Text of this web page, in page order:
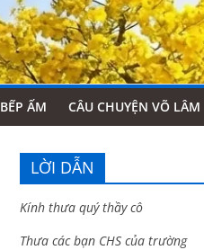
BẾP ẤM CÂU CHUYỆN VÕ LÂM
LỜI DẪN
Kính thưa quý thầy cô
Thưa các bạn CHS của trường